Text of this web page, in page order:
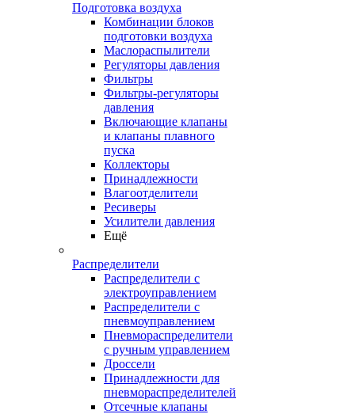
Подготовка воздуха
Комбинации блоков
подготовки воздуха
Маслораспылители
Регуляторы давления
Фильтры
Фильтры-регуляторы
давления
Включающие клапаны
и клапаны плавного
пуска
Коллекторы
Принадлежности
Влагоотделители
Ресиверы
Усилители давления
Ещё
Распределители
Распределители с
электроуправлением
Распределители с
пневмоуправлением
Пневмораспределители
с ручным управлением
Дроссели
Принадлежности для
пневмораспределителей
Отсечные клапаны